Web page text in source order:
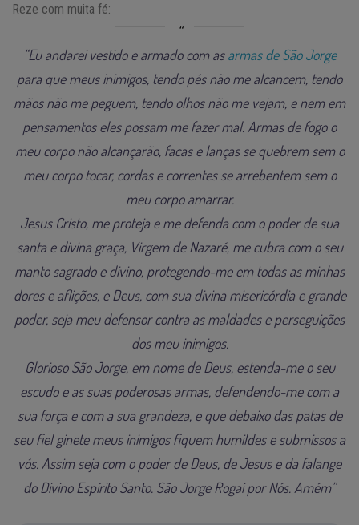
Reze com muita fé:
“Eu andarei vestido e armado com as armas de São Jorge
para que meus inimigos, tendo pés não me alcancem, tendo
mãos não me peguem, tendo olhos não me vejam, e nem em
pensamentos eles possam me fazer mal. Armas de fogo o
meu corpo não alcançarão, facas e lanças se quebrem sem o
meu corpo tocar, cordas e correntes se arrebentem sem o
meu corpo amarrar.
Jesus Cristo, me proteja e me defenda com o poder de sua
santa e divina graça, Virgem de Nazaré, me cubra com o seu
manto sagrado e divino, protegendo-me em todas as minhas
dores e aflições, e Deus, com sua divina misericórdia e grande
poder, seja meu defensor contra as maldades e perseguições
dos meu inimigos.
Glorioso São Jorge, em nome de Deus, estenda-me o seu
escudo e as suas poderosas armas, defendendo-me com a
sua força e com a sua grandeza, e que debaixo das patas de
seu fiel ginete meus inimigos fiquem humildes e submissos a
vós. Assim seja com o poder de Deus, de Jesus e da falange
do Divino Espírito Santo. São Jorge Rogai por Nós. Amém”